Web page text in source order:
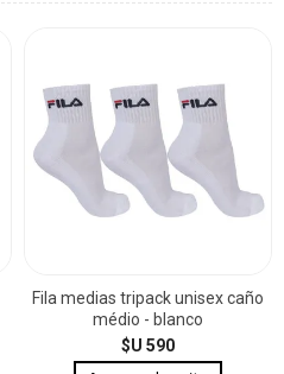
Fila medias tripack unisex caño
médio - blanco
$U 590